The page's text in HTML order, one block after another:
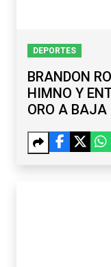
DEPORTES
BRANDON
HIMNO Y
ORO A